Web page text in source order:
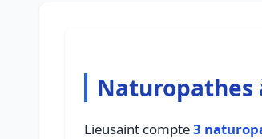
Naturopathes
Lieusaint compte3